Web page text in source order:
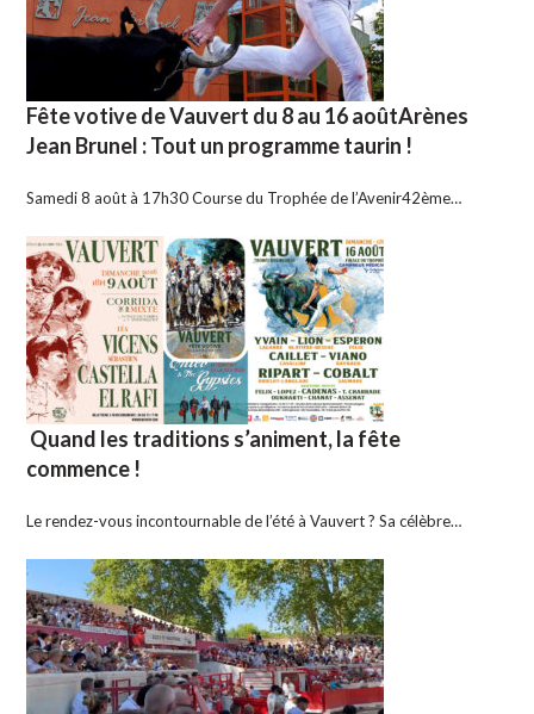
Fête votive de Vauvert du 8 au 16 aoûtArènes
Jean Brunel : Tout un programme taurin !
Samedi 8 août à 17h30 Course du Trophée de l’Avenir42ème…
Quand les traditions s’animent, la fête
commence !
Le rendez-vous incontournable de l’été à Vauvert ? Sa célèbre…